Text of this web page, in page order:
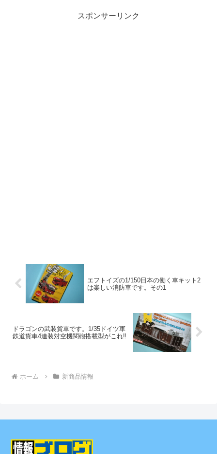
スポンサーリンク
エフトイズの1/150日本の働く車キット2
は楽しい消防車です。その1
ドラゴンの武装貨車です。1/35ドイツ軍
鉄道貨車4連装対空機関砲搭載型がこれ‼
ホーム 新商品情報